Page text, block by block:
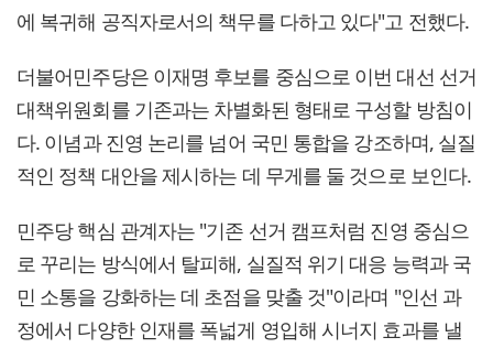
에 복귀해 공직자로서의 책무를 다하고 있다"고 전했다.
더불어민주당은 이재명 후보를 중심으로 이번 대선 선거
대책위원회를 기존과는 차별화된 형태로 구성할 방침이
다. 이념과 진영 논리를 넘어 국민 통합을 강조하며, 실질
적인 정책 대안을 제시하는 데 무게를 둘 것으로 보인다.
민주당 핵심 관계자는 "기존 선거 캠프처럼 진영 중심으
로 꾸리는 방식에서 탈피해, 실질적 위기 대응 능력과 국
민 소통을 강화하는 데 초점을 맞출 것"이라며 "인선 과
정에서 다양한 인재를 폭넓게 영입해 시너지 효과를 낼